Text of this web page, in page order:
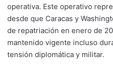
operativa. Este operativo
desde que Caracas y
de repatriación en enero de
mantenido vigente incluso
tensión diplomática y militar.